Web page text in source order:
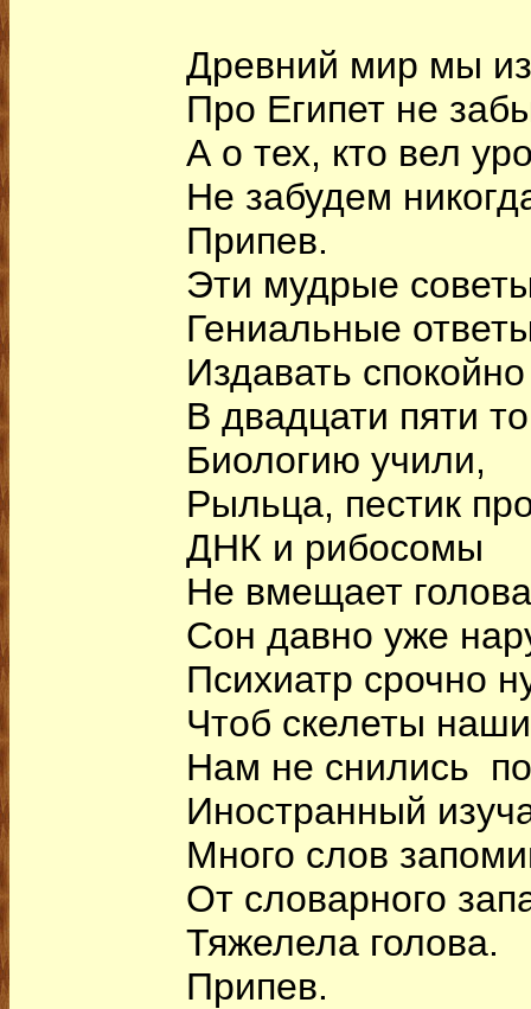
Древний мир мы
Про Египет не
А о тех, кто вел
Не забудем
Припев.
Эти мудрые
Гениальные
Издавать
В двадцати пяти
Биологию учили,
Рыльца, пестик
ДНК и рибосомы
Не вмещает
Сон давно уже
Психиатр срочно
Чтоб скелеты
Нам не снились
Иностранный
Много слов
От словарного
Тяжелела голова.
Припев.